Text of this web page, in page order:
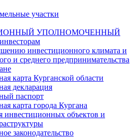
участки
УПОЛНОМОЧЕННЫЙ
инвестиционного климата и
и среднего предпринимательства
карта Курганской области
декларация
паспорт
карта города Кургана
инвестиционных объектов и
законодательство